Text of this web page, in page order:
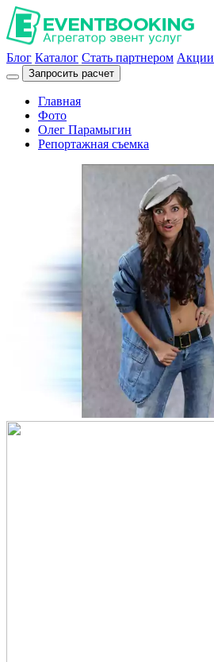
Блог Каталог Стать партнером Акции
Запросить расчет
Главная
Фото
Олег Парамыгин
Репортажная съемка